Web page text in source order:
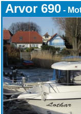
Arvor 690 -